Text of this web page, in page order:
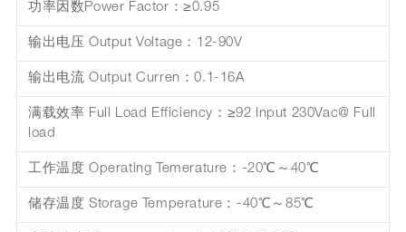
功率因数Power Factor：≥0.95
输出电压 Output Voltage：12-90V
输出电流 Output Curren：0.1-16A
满载效率 Full Load Efficiency：≥92 Input 230Vac@ Full
load
工作温度 Operating Temerature：-20℃～40℃
储存温度 Storage Temperature：-40℃～85℃